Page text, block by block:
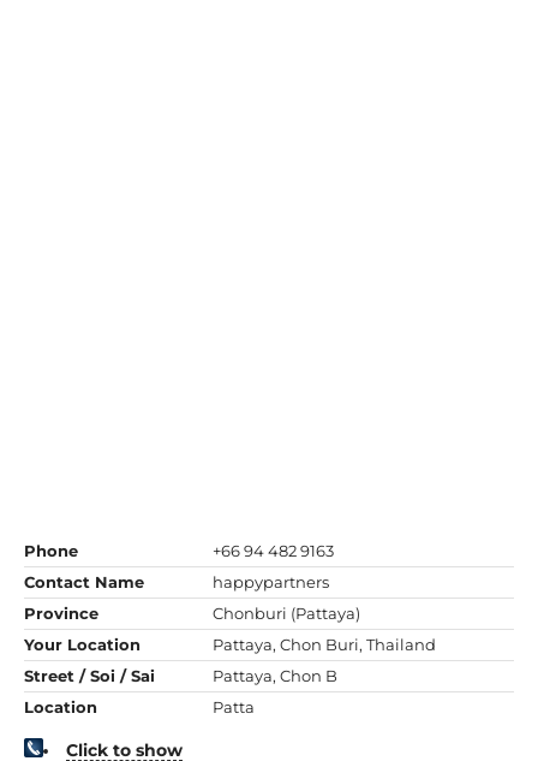
Phone
+66 94 482 9163
Contact Name
happypartners
Province
Chonburi (Pattaya)
Your Location
Pattaya, Chon Buri, Thailand
Street / Soi / Sai
Pattaya, Chon B
Location
Patta
Click to show